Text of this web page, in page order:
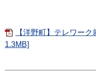
【洋野町】テレワー
1.3MB]